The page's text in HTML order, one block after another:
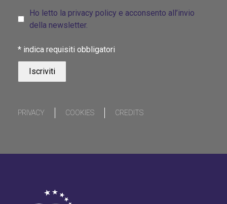
Ho letto la privacy policy e acconsento all’invio
della newsletter.
* indica requisiti obbligatori
PRIVACY COOKIES CREDITS